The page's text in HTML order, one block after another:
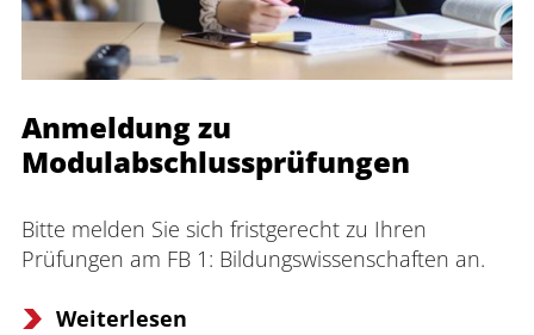
Anmeldung zu
Modulabschlussprüfungen
Bitte melden Sie sich fristgerecht zu Ihren
Prüfungen am FB 1: Bildungswissenschaften an.
Weiterlesen